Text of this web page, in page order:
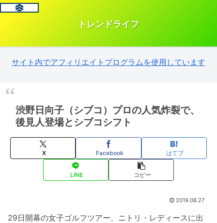
トレンドライフ
サイト内でアフィリエイトプログラムを使用しています
渋野日向子（シブコ）プロの人気炸裂で、
後見人登場とシブコシフト
X Facebook はてブ
LINE コピー
2019.08.27
29日開幕の女子ゴルフツアー、ニトリ・レディースに出